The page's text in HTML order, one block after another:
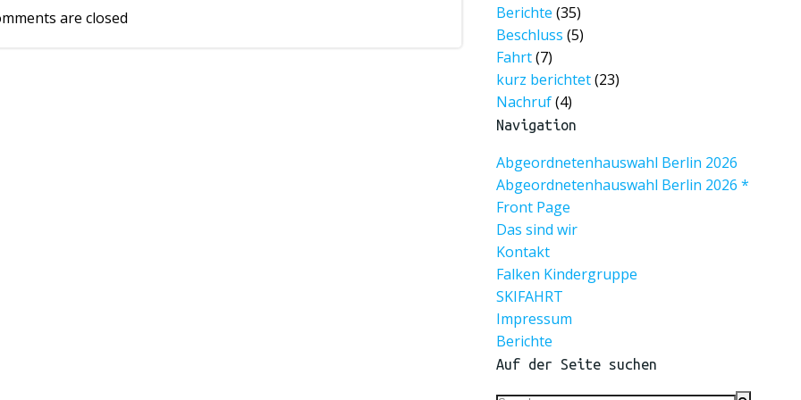
are closed Berichte (35)
Beschluss (5)
Fahrt(7)
kurz berichtet(23)
Nachruf(4)
Navigation
Abgeordnetenhauswahl Berlin 2026
Abgeordnetenhauswahl Berlin 2026 *
Front Page
Das sind wir
Kontakt
Falken Kindergruppe
SKIFAHRT
Impressum
Berichte
Auf der Seite suchen